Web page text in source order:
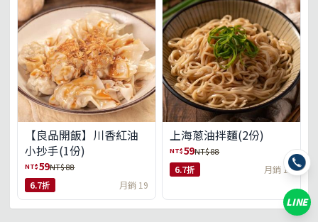
【良品開飯】川香紅油
小抄手(1份)
NT$59NT$ 88
6.7折 月銷 19
上海蔥油拌麵(2份)
NT$59NT$ 88
6.7折 月銷 18
LINE